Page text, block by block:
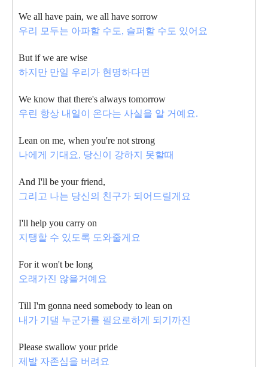
We all have pain, we all have sorrow
우리 모두는 아파할 수도, 슬퍼할 수도 있어요
But if we are wise
하지만 만일 우리가 현명하다면
We know that there's always tomorrow
우린 항상 내일이 온다는 사실을 알 거예요.
Lean on me, when you're not strong
나에게 기대요, 당신이 강하지 못할때
And I'll be your friend,
그리고 나는 당신의 친구가 되어드릴게요
I'll help you carry on
지탱할 수 있도록 도와줄게요
For it won't be long
오래가진 않을거예요
Till I'm gonna need somebody to lean on
내가 기댈 누군가를 필요로하게 되기까진
Please swallow your pride
제발 자존심을 버려요